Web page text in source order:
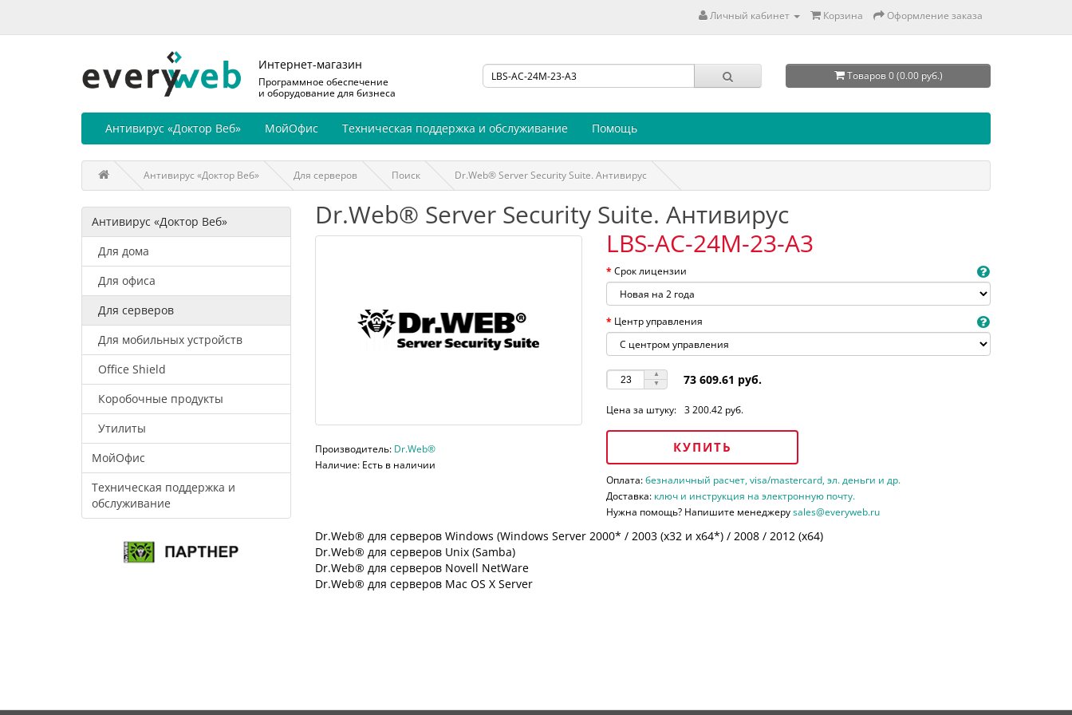
Личный кабинет Корзина Оформление заказа
Интернет-магазин
Программное обеспечение
и оборудование для бизнеса
Товаров 0 (0.00 руб.)
Антивирус «Доктор Веб» МойОфис Техническая поддержка и обслуживание Помощь
Антивирус «Доктор Веб» Для серверов Поиск Dr.Web® Server Security Suite. Антивирус
Антивирус «Доктор Веб»
Для дома
Для офиса
Для серверов
Для мобильных устройств
Office Shield
Коробочные продукты
Утилиты
МойОфис
Техническая поддержка и
обслуживание
Dr.Web® Server Security Suite. Антивирус
Производитель: Dr.Web®
Наличие: Есть в наличии
LBS-AC-24M-23-A3
Срок лицензии
Центр управления
73 609.61 руб.
Цена за штуку: 3 200.42 руб.
КУПИТЬ
Оплата:безналичный расчет, visa/mastercard, эл. деньги и др.
Доставка: ключ и инструкция на электронную почту.
Нужна помощь? Напишите менеджеруsales@everyweb.ru
Dr.Web® для серверов Windows (Windows Server 2000* / 2003 (х32 и х64*) / 2008 / 2012 (х64)
Dr.Web® для серверов Unix (Samba)
Dr.Web® для серверов Novell NetWare
Dr.Web® для серверов Mac OS X Server